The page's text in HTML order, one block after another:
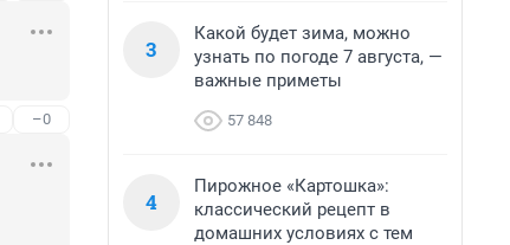
–0
3
Какой будет зима, можно
узнать по погоде 7 августа, —
важные приметы
57 848
4
Пирожное «Картошка»:
классический рецепт в
домашних условиях с тем